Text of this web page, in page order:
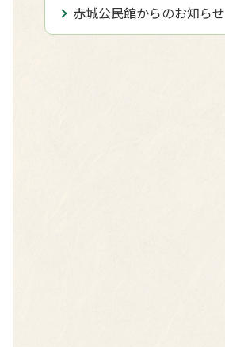
赤城公民館からのお知らせ